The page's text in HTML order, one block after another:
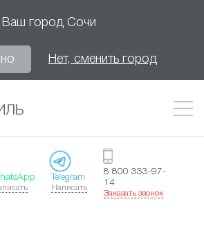
Ваш город Сочи
Нет, сменить город
Telegram
Написать
8 800 333-97-
14
Заказать звонок